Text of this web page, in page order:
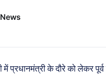
में प्रधानमंत्री के दौरे को लेकर